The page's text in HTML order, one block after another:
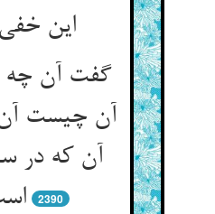
این
گفت آن چه
آن چیست
آن که در
2390